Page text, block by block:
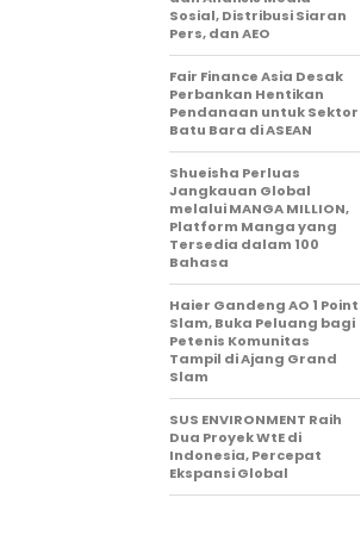
Sosial, Distribusi Siaran
Pers, dan AEO
Fair Finance Asia Desak
Perbankan Hentikan
Pendanaan untuk Sektor
Batu Bara di ASEAN
Shueisha Perluas
Jangkauan Global
melalui MANGA MILLION,
Platform Manga yang
Tersedia dalam 100
Bahasa
Haier Gandeng AO 1 Point
Slam, Buka Peluang bagi
Petenis Komunitas
Tampil di Ajang Grand
Slam
SUS ENVIRONMENT Raih
Dua Proyek WtE di
Indonesia, Percepat
Ekspansi Global